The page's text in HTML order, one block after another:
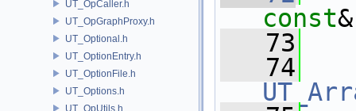
UT_OpCaller.h
UT_OpGraphProxy.h
UT_Optional.h
UT_OptionEntry.h
UT_OptionFile.h
UT_Options.h
UT_OpUtils.h
const
   73
   74